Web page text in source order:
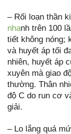
– Rối loạn thần
nhanh trên 100
tiết không nóng;
và huyết áp tối
nhiên, huyết áp
xuyên mà giao
thường. Thân
độ C do run cơ
giải.
– Lo lắng quá